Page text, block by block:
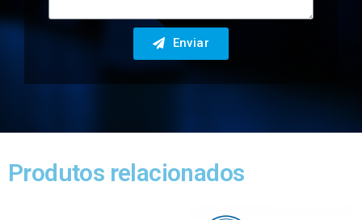
Enviar
Produtos relacionados